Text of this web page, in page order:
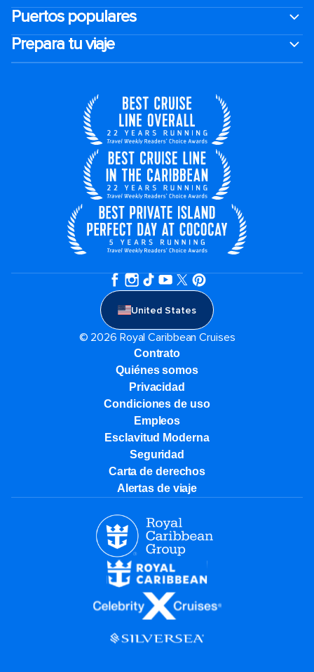
Puertos populares
Prepara tu viaje
United States
© 2026 Royal Caribbean Cruises
Contrato
Quiénes somos
Privacidad
Condiciones de uso
Empleos
Esclavitud Moderna
Seguridad
Carta de derechos
Alertas de viaje